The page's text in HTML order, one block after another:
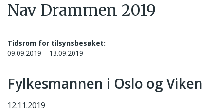
Nav Drammen 2019
Tidsrom for tilsynsbesøket:
09.09.2019 – 13.09.2019
Fylkesmannen i Oslo og Viken
12.11.2019